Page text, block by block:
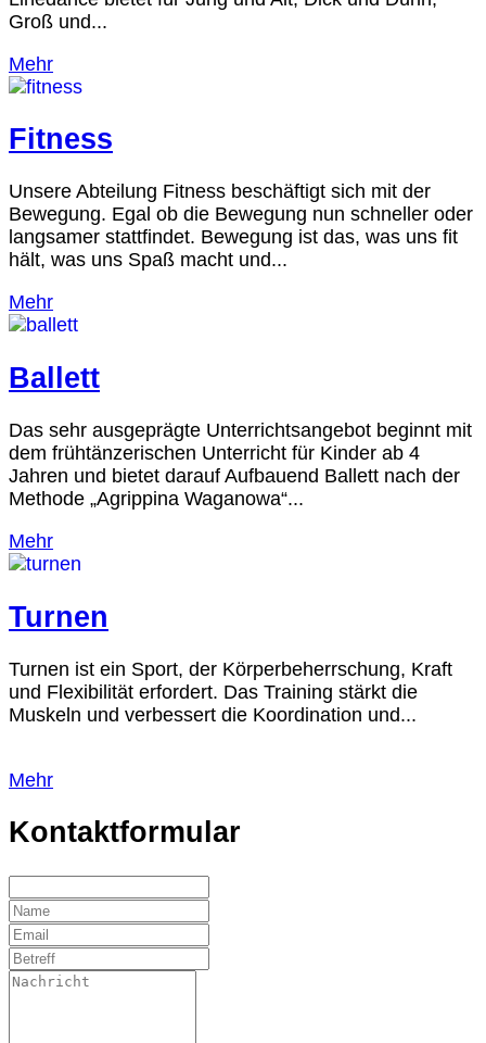
Groß und...
Mehr
Fitness
Unsere Abteilung Fitness beschäftigt sich mit der
Bewegung. Egal ob die Bewegung nun schneller oder
langsamer stattfindet. Bewegung ist das, was uns fit
hält, was uns Spaß macht und...
Mehr
Ballett
Das sehr ausgeprägte Unterrichtsangebot beginnt mit
dem frühtänzerischen Unterricht für Kinder ab 4
Jahren und bietet darauf Aufbauend Ballett nach der
Methode „Agrippina Waganowa“...
Mehr
Turnen
Turnen ist ein Sport, der Körperbeherrschung, Kraft
und Flexibilität erfordert. Das Training stärkt die
Muskeln und verbessert die Koordination und...
Mehr
Kontaktformular